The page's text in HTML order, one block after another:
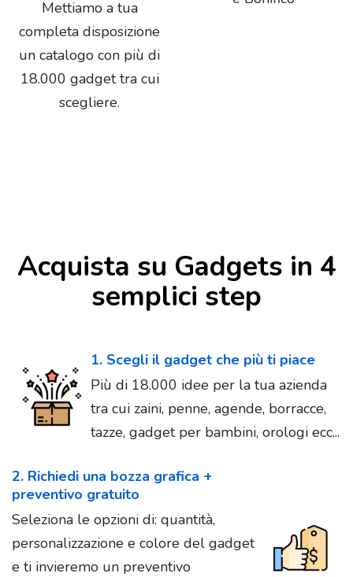
Mettiamo a tua
completa disposizione
un catalogo con più di
18.000 gadget tra cui
scegliere.
Acquista su Gadgets in 4
semplici step
1. Scegli il gadget che più ti piace
Più di 18.000 idee per la tua azienda
tra cui zaini, penne, agende, borracce,
tazze, gadget per bambini, orologi ecc...
2. Richiedi una bozza grafica +
preventivo gratuito
Seleziona le opzioni di: quantità,
personalizzazione e colore del gadget
e ti invieremo un preventivo